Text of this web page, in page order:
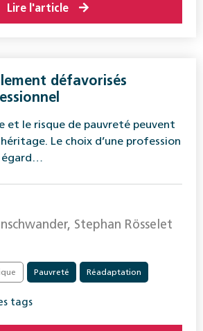
Lire l'article
défavorisés
et le risque de pauvreté peuvent
Le choix d’une profession
égard…
Stephan Rösselet
Pauvreté Réadaptation
tags